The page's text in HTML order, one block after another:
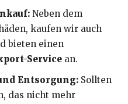
Neben dem
kaufen wir auch
bieten einen
Service an.
Entsorgung: Sollten
das nicht mehr